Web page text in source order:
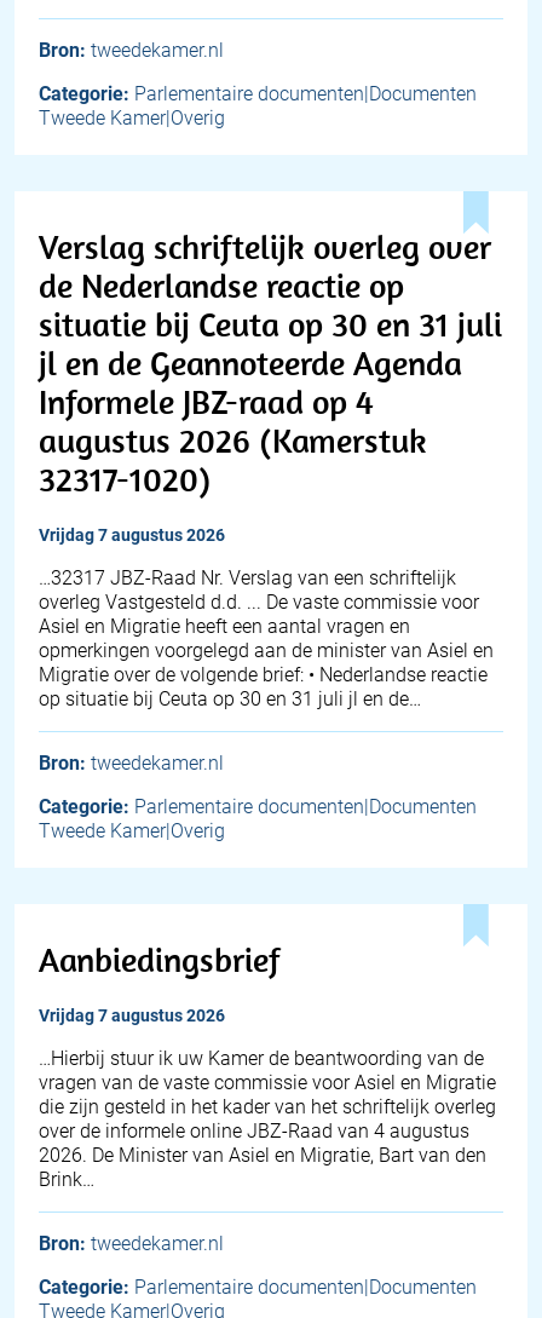
Bron: tweedekamer.nl
Categorie: Parlementaire documenten|Documenten
Tweede Kamer|Overig
Verslag schriftelijk overleg over
de Nederlandse reactie op
situatie bij Ceuta op 30 en 31 juli
jl en de Geannoteerde Agenda
Informele JBZ-raad op 4
augustus 2026 (Kamerstuk
32317-1020)
vrijdag 7 augustus 2026
… 32317 JBZ-Raad Nr. Verslag van een schriftelijk
overleg Vastgesteld d.d. ... De vaste commissie voor
Asiel en Migratie heeft een aantal vragen en
opmerkingen voorgelegd aan de minister van Asiel en
Migratie over de volgende brief: • Nederlandse reactie
op situatie bij Ceuta op 30 en 31 juli jl en de…
Bron: tweedekamer.nl
Categorie: Parlementaire documenten|Documenten
Tweede Kamer|Overig
Aanbiedingsbrief
vrijdag 7 augustus 2026
… Hierbij stuur ik uw Kamer de beantwoording van de
vragen van de vaste commissie voor Asiel en Migratie
die zijn gesteld in het kader van het schriftelijk overleg
over de informele online JBZ-Raad van 4 augustus
2026. De Minister van Asiel en Migratie, Bart van den
Brink…
Bron: tweedekamer.nl
Categorie: Parlementaire documenten|Documenten
Tweede Kamer|Overig